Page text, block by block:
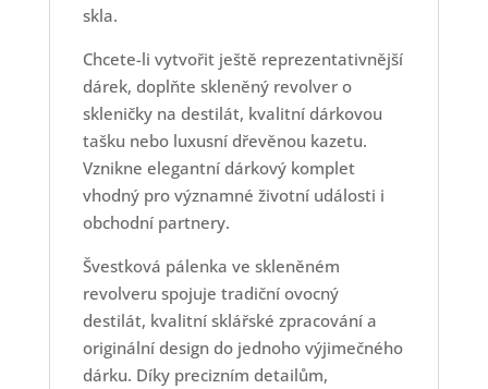
skla.
Chcete-li vytvořit ještě reprezentativnější
dárek, doplňte skleněný revolver o
skleničky na destilát, kvalitní dárkovou
tašku nebo luxusní dřevěnou kazetu.
Vznikne elegantní dárkový komplet
vhodný pro významné životní události i
obchodní partnery.
Švestková pálenka ve skleněném
revolveru spojuje tradiční ovocný
destilát, kvalitní sklářské zpracování a
originální design do jednoho výjimečného
dárku. Díky precizním detailům,